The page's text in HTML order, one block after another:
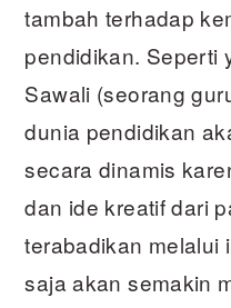
tambah terhadap
pendidikan. Seperti
Sawali (seorang
dunia pendidikan
secara dinamis
dan ide kreatif dari
terabadikan melalui
saja akan semakin